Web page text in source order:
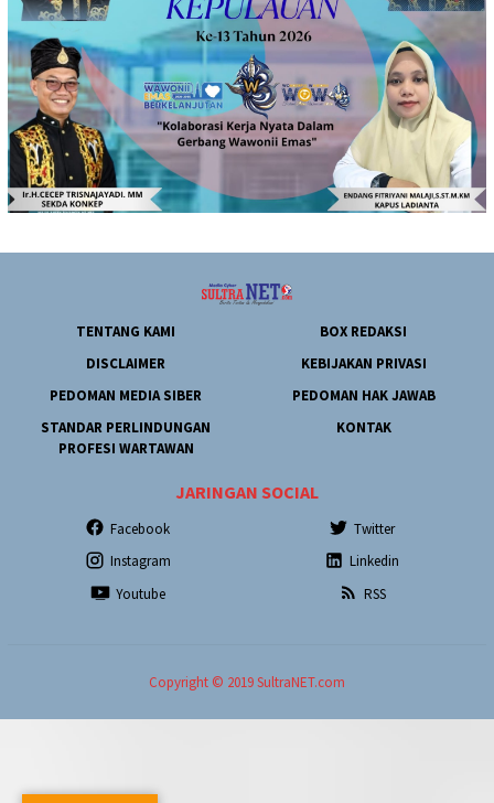
TENTANG KAMI
BOX REDAKSI
DISCLAIMER
KEBIJAKAN PRIVASI
PEDOMAN MEDIA SIBER
PEDOMAN HAK JAWAB
STANDAR PERLINDUNGAN
PROFESI WARTAWAN
KONTAK
JARINGAN SOCIAL
Facebook
Twitter
Instagram
Linkedin
Youtube
RSS
Copyright © 2019 SultraNET.com